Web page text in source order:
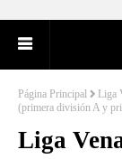
Página Principal Liga
(primera división A y
Liga